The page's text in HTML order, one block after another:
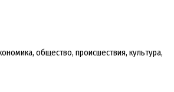
общество, происшествия, культура,